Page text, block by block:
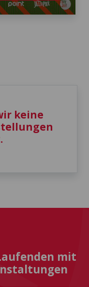
keine
mit